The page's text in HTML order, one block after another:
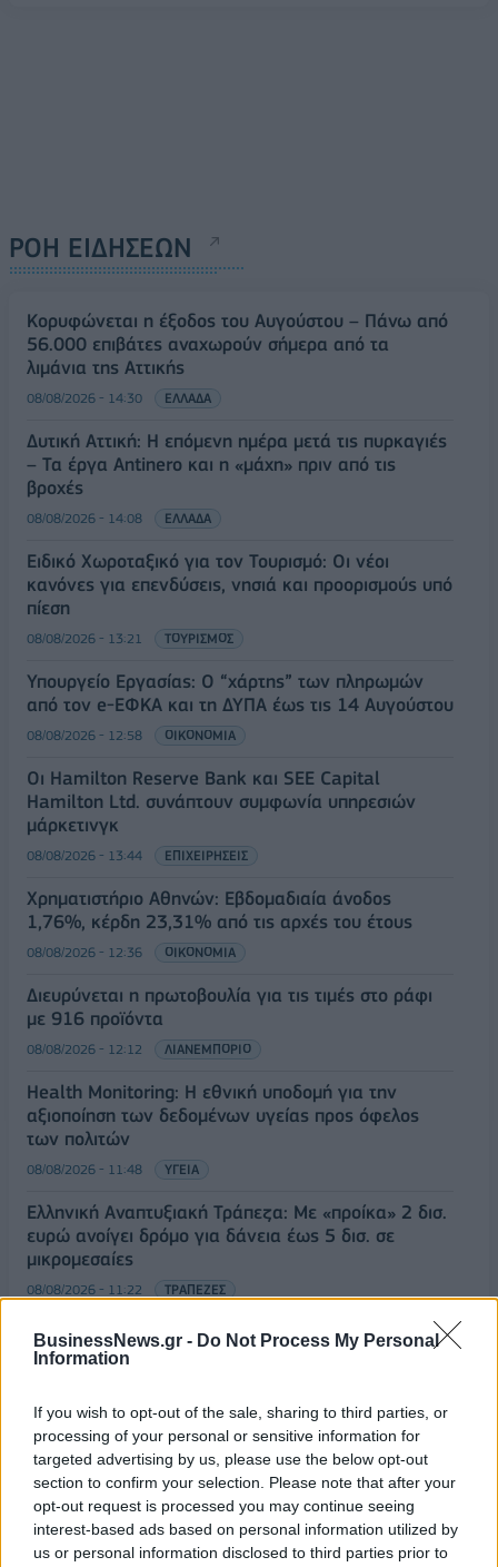
BusinessNews.gr - Do Not Process My Personal
Information
If you wish to opt-out of the sale, sharing to third parties, or
processing of your personal or sensitive information for
targeted advertising by us, please use the below opt-out
section to confirm your selection. Please note that after your
opt-out request is processed you may continue seeing
interest-based ads based on personal information utilized by
us or personal information disclosed to third parties prior to
ΡΟΗ ΕΙΔΗΣΕΩΝ
Κορυφώνεται η έξοδος του Αυγούστου – Πάνω από
56.000 επιβάτες αναχωρούν σήμερα από τα
λιμάνια της Αττικής
08/08/2026 - 14:30 ΕΛΛΑΔΑ
Δυτική Αττική: Η επόμενη ημέρα μετά τις πυρκαγιές
– Τα έργα Antinero και η «μάχη» πριν από τις
βροχές
08/08/2026 - 14:08 ΕΛΛΑΔΑ
Ειδικό Χωροταξικό για τον Τουρισμό: Οι νέοι
κανόνες για επενδύσεις, νησιά και προορισμούς υπό
πίεση
08/08/2026 - 13:21 ΤΟΥΡΙΣΜΟΣ
Υπουργείο Εργασίας: Ο “χάρτης” των πληρωμών
από τον e-ΕΦΚΑ και τη ΔΥΠΑ έως τις 14 Αυγούστου
08/08/2026 - 12:58 ΟΙΚΟΝΟΜΙΑ
Οι Hamilton Reserve Bank και SEE Capital
Hamilton Ltd. συνάπτουν συμφωνία υπηρεσιών
μάρκετινγκ
08/08/2026 - 13:44 ΕΠΙΧΕΙΡΗΣΕΙΣ
Χρηματιστήριο Αθηνών: Εβδομαδιαία άνοδος
1,76%, κέρδη 23,31% από τις αρχές του έτους
08/08/2026 - 12:36 ΟΙΚΟΝΟΜΙΑ
Διευρύνεται η πρωτοβουλία για τις τιμές στο ράφι
με 916 προϊόντα
08/08/2026 - 12:12 ΛΙΑΝΕΜΠΟΡΙΟ
Health Monitoring: Η εθνική υποδομή για την
αξιοποίηση των δεδομένων υγείας προς όφελος
των πολιτών
08/08/2026 - 11:48 ΥΓΕΙΑ
Ελληνική Αναπτυξιακή Τράπεζα: Με «προίκα» 2 δισ.
ευρώ ανοίγει δρόμο για δάνεια έως 5 δισ. σε
μικρομεσαίες
08/08/2026 - 11:22 ΤΡΑΠΕΖΕΣ
5G παντού, 6G στον ορίζοντα: Πού βρίσκεται η
Ελλάδα στη μεγάλη τεχνολογική μετάβαση
ΟΛΕΣ ΟΙ ΕΙΔΗΣΕΙΣ